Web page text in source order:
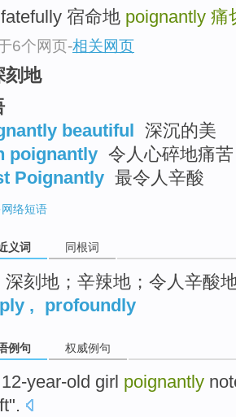
宿命地 poignantly 痛
6个网页-相关网页
刻地
beautiful 深沉的美
poignantly 令人心碎地痛苦
Poignantly 最令人辛酸
网络短语
义词 同根词
深刻地；辛辣地；令人辛酸
, profoundly
例句 权威例句
12-year-old girl poignantly
".